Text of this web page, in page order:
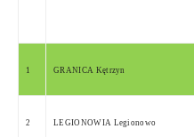
1 GRANICA Kętrzyn
2 LEGIONOWIA Legionowo